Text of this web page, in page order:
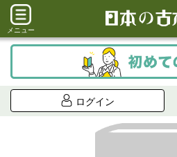
メニュー
ログイン